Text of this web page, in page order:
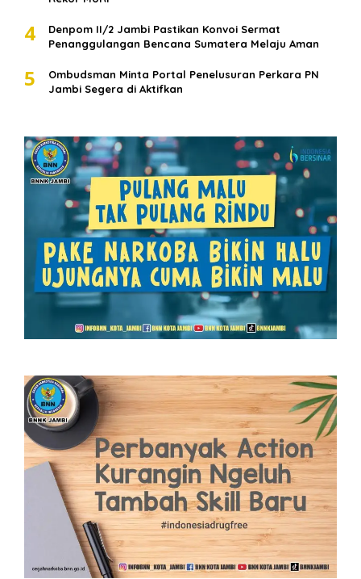
4
Denpom II/2 Jambi Pastikan Konvoi Sermat
Penanggulangan Bencana Sumatera Melaju Aman
5
Ombudsman Minta Portal Penelusuran Perkara PN
Jambi Segera di Aktifkan